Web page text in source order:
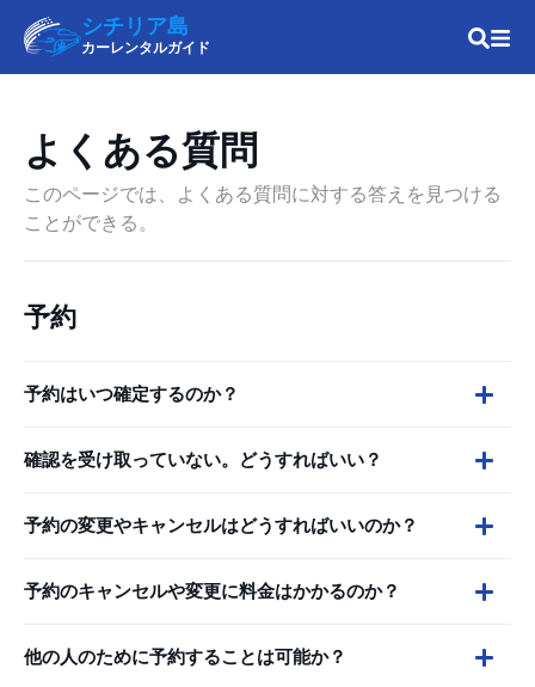
シチリア島
カーレンタルガイド
よくある質問
このページでは、よくある質問に対する答えを見つける
ことができる。
予約
予約はいつ確定するのか？
確認を受け取っていない。どうすればいい？
予約の変更やキャンセルはどうすればいいのか？
予約のキャンセルや変更に料金はかかるのか？
他の人のために予約することは可能か？